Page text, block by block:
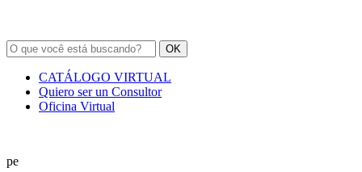
OK
CATÁLOGO VIRTUAL
Quiero ser un Consultor
Oficina Virtual
pe